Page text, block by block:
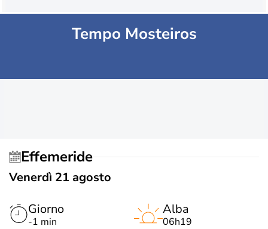
Tempo Mosteiros
Effemeride
Venerdì 21 agosto
Giorno
-1 min
Alba
06h19